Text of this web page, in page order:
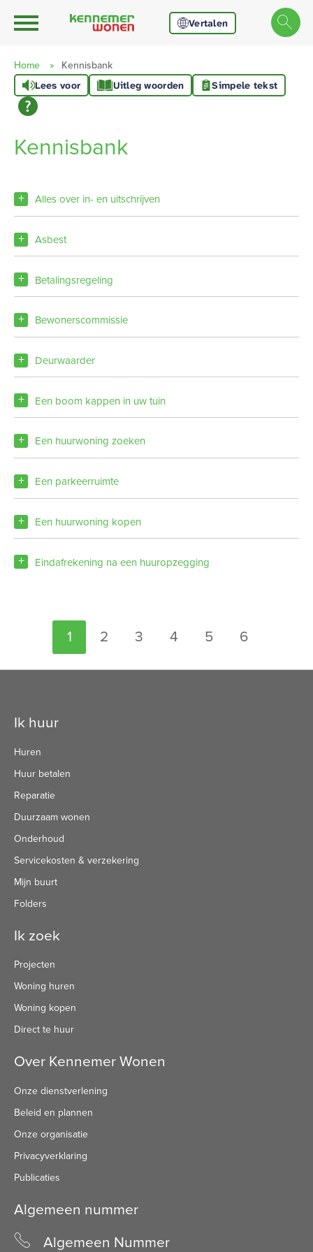
Naar hoofdinhoud
Naar hoofdnavigatiemenu
Naar zoeken
Naar de homepage
Ga naar Hoofd Vertalen
Home Kennisbank
Lees voor Uitleg woorden Simpele tekst
Kennisbank
Alles over in- en uitschrijven
asbest
betalingsregeling
bewonerscommissie
deurwaarder
een boom kappen in uw tuin
een huurwoning zoeken
een parkeerruimte
Een huurwoning kopen
eindafrekening na een huuropzegging
Selecteer een pagina
1 2 3 4 5 6
Contactinformatie
Ik huur
Huren
Huur betalen
Reparatie
Duurzaam wonen
Onderhoud
Servicekosten & verzekering
Mijn buurt
Folders
Ik zoek
Projecten
Woning huren
Woning kopen
Direct te huur
Over Kennemer Wonen
Onze dienstverlening
Beleid en plannen
Onze organisatie
Privacyverklaring
Publicaties
Algemeen nummer
Algemeen Nummer